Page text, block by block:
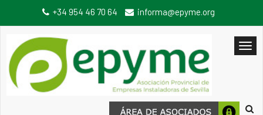
+34 954 46 70 64 informa@epyme.org